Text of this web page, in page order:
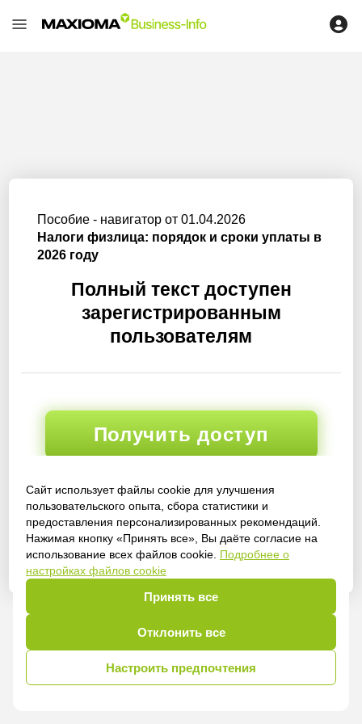
Сайт использует файлы cookie для улучшения
пользовательского опыта, сбора статистики и
предоставления персонализированных рекомендаций.
Нажимая кнопку «Принять все», Вы даёте согласие на
использование всех файлов cookie. Подробнее о
настройках файлов cookie
Принять все
Отклонить все
Настроить предпочтения
Пособие - навигатор от 01.04.2026
Налоги физлица: порядок и сроки уплаты в
2026 году
Полный текст доступен
зарегистрированным
пользователям
Получить доступ
Войти